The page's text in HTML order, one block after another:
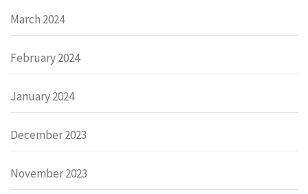
March 2024
February 2024
January 2024
December 2023
November 2023